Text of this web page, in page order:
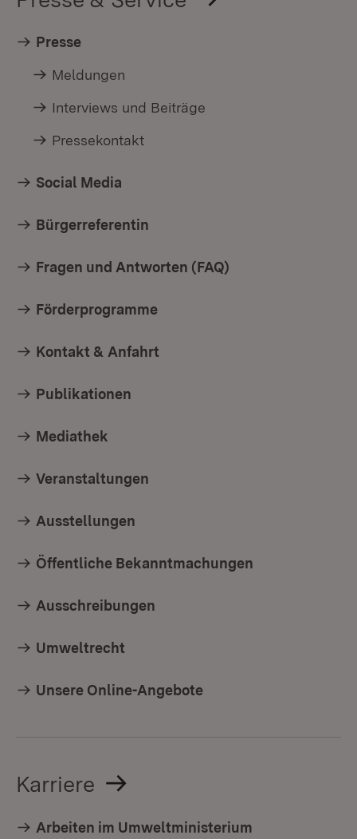
Presse
Meldungen
Interviews und Beiträge
Pressekontakt
Social Media
Bürgerreferentin
Fragen und Antworten (FAQ)
Förderprogramme
Kontakt & Anfahrt
Publikationen
Mediathek
Veranstaltungen
Ausstellungen
Öffentliche Bekanntmachungen
Ausschreibungen
Umweltrecht
Unsere Online-Angebote
Karriere
Arbeiten im Umweltministerium